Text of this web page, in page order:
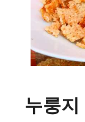
누룽지